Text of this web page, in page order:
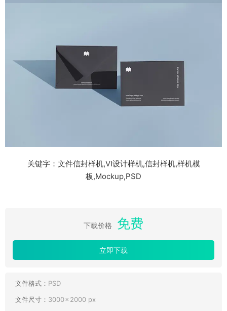
关键字：文件信封样机,VI设计样机,信封样机,样机模
板,Mockup,PSD
下载价格 免费
立即下载
文件格式： PSD
文件尺寸： 3000 × 2000 px